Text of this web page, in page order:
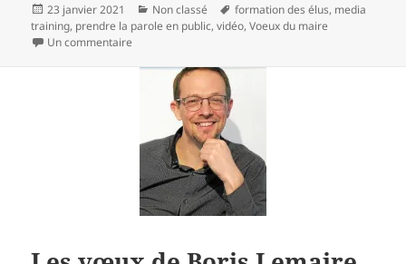
Publié
le
23 janvier 2021 Catégories
Non classé
Mots-
clés
formation des élus, media
training, prendre la parole en public,vidéo,Voeux du maire
Un commentaire